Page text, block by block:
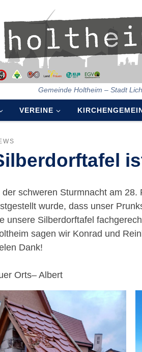
Gemeinde Holtheim – Stadt
VEREINE
der schweren Sturmnacht am
wurde, dass unser
unsere Silberdorftafel
sagen wir Konrad und
Dank!
Orts– Albert